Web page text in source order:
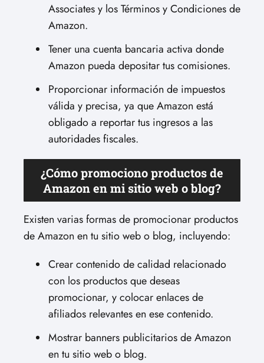
Associates y los Términos y Condiciones de
Amazon.
Tener una cuenta bancaria activa donde
Amazon pueda depositar tus comisiones.
Proporcionar información de impuestos
válida y precisa, ya que Amazon está
obligado a reportar tus ingresos a las
autoridades fiscales.
¿Cómo promociono productos de
Amazon en mi sitio web o blog?
Existen varias formas de promocionar productos
de Amazon en tu sitio web o blog, incluyendo:
Crear contenido de calidad relacionado
con los productos que deseas
promocionar, y colocar enlaces de
afiliados relevantes en ese contenido.
Mostrar banners publicitarios de Amazon
en tu sitio web o blog.